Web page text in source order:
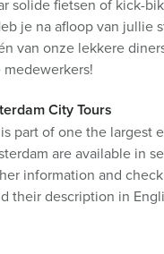
solide fietsen of kick-
je na afloop van jullie
van onze lekkere
City Tours
part of one the
are available in
information and
their description in